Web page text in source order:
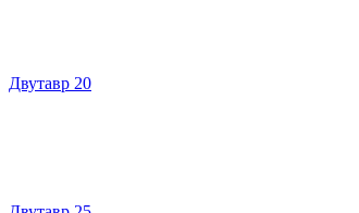
Двутавр 20